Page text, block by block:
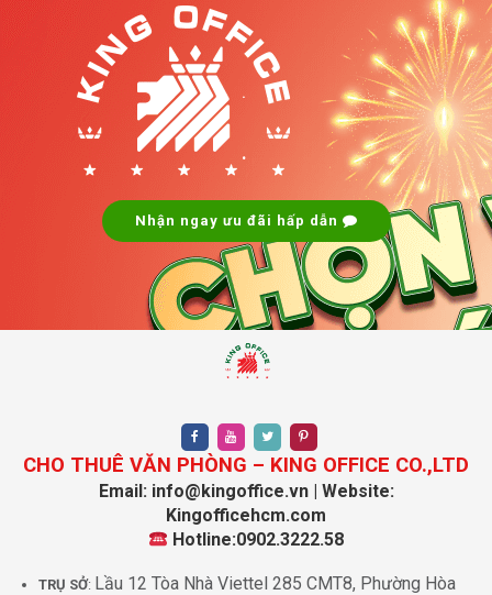
.
.
Nhận ngay ưu đãi hấp dẫn
CHO THUÊ VĂN PHÒNG – KING OFFICE CO.,LTD
Email: info@kingoffice.vn | Website:
Kingofficehcm.com
Hotline:0902.3222.58
TRỤ SỞ: Lầu 12 Tòa Nhà Viettel 285 CMT8, Phường Hòa